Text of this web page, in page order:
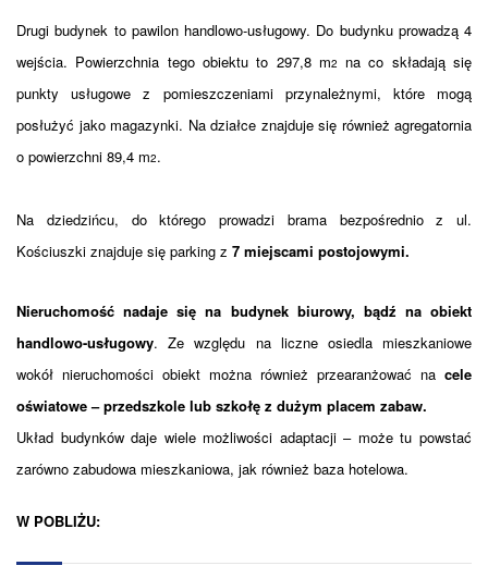
Drugi budynek to pawilon handlowo-usługowy. Do budynku prowadzą 4
wejścia. Powierzchnia tego obiektu to 297,8 m2
na co składają się
punkty usługowe z pomieszczeniami przynależnymi, które mogą
posłużyć jako magazynki. Na działce znajduje się również agregatornia
o powierzchni 89,4 m2.
Na dziedzińcu, do którego prowadzi brama bezpośrednio z ul.
Kościuszki znajduje się parking z 7 miejscami postojowymi.
Nieruchomość nadaje się na budynek biurowy, bądź na obiekt
handlowo-usługowy. Ze względu na liczne osiedla mieszkaniowe
wokół nieruchomości obiekt można również przearanżować na cele
oświatowe – przedszkole lub szkołę z dużym placem zabaw.
Układ budynków daje wiele możliwości adaptacji – może tu powstać
zarówno zabudowa mieszkaniowa, jak również baza hotelowa.
W POBLIŻU: